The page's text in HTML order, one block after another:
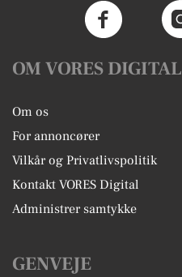
OM VORES DIGITAL
Om os
For annoncører
Vilkår og Privatlivspolitik
Kontakt VORES Digital
Administrer samtykke
GENVEJE